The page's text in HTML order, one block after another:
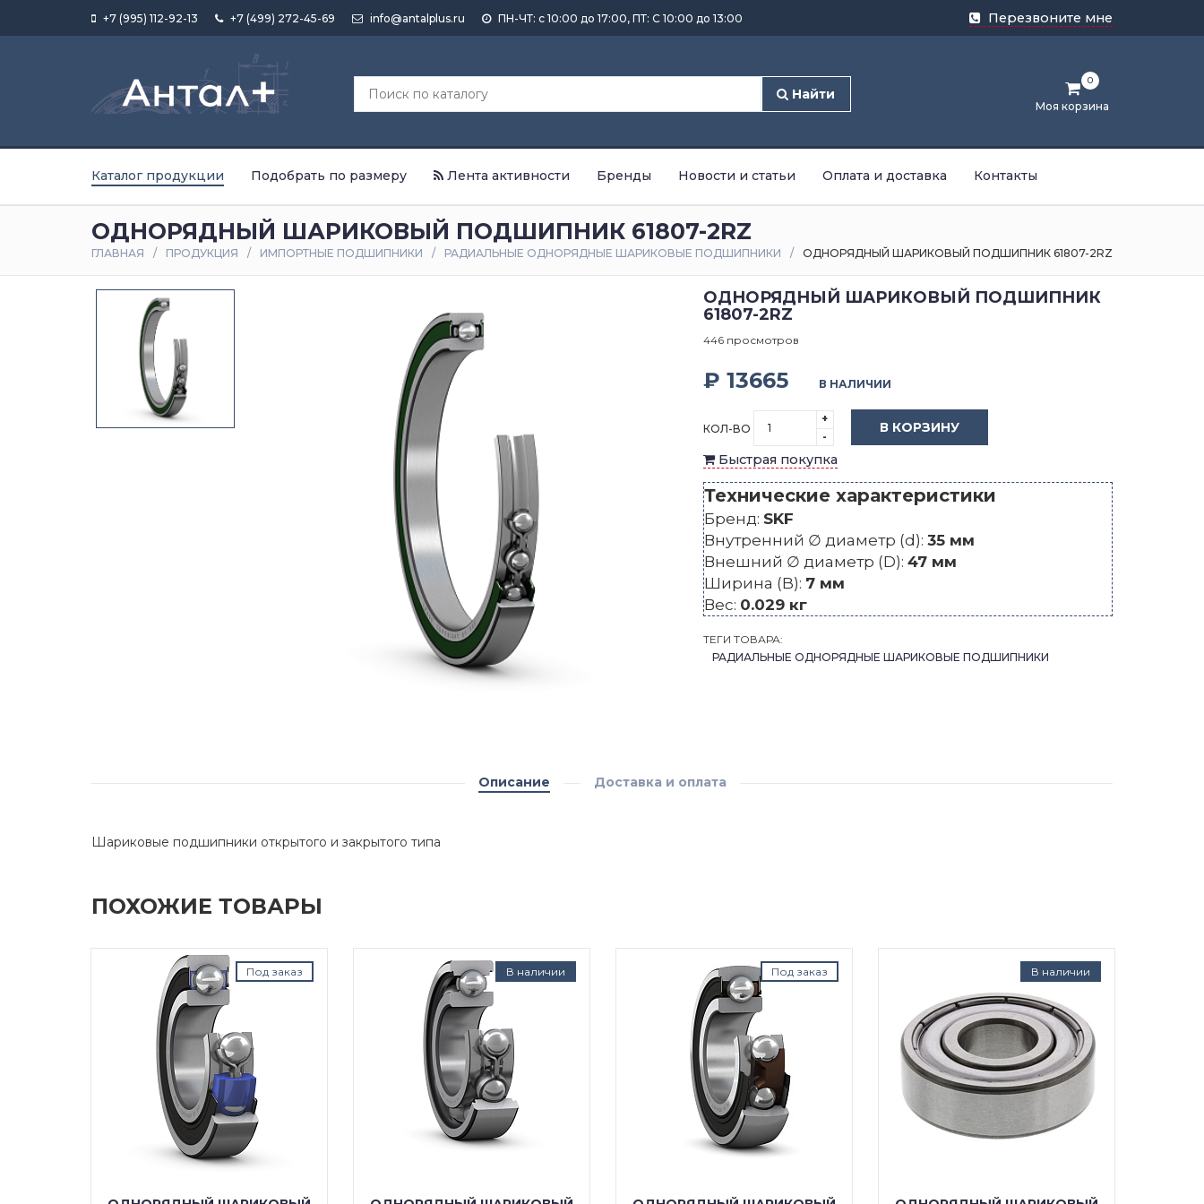
+7 (995) 112-92-13 +7 (499) 272-45-69 info@antalplus.ru ПН-ЧТ: с 10:00 до 17:00, ПТ: С 10:00 до 13:00 Перезвоните мне
Найти
Моя корзина
0
Каталог продукции Подобрать по размеру Лента активности Бренды Новости и статьи Оплата и доставка Контакты
ОДНОРЯДНЫЙ ШАРИКОВЫЙ ПОДШИПНИК 61807-2RZ
ГЛАВНАЯ ПРОДУКЦИЯ ИМПОРТНЫЕ ПОДШИПНИКИ РАДИАЛЬНЫЕ ОДНОРЯДНЫЕ ШАРИКОВЫЕ ПОДШИПНИКИ ОДНОРЯДНЫЙ ШАРИКОВЫЙ ПОДШИПНИК 61807-2RZ
ОДНОРЯДНЫЙ ШАРИКОВЫЙ ПОДШИПНИК
61807-2RZ
446 просмотров
₽ 13665 В НАЛИЧИИ
КОЛ-ВО
+
-
В КОРЗИНУ
Быстрая покупка
Технические характеристики
Бренд: SKF
Внутренний ∅ диаметр (d): 35 мм
Внешний ∅ диаметр (D): 47 мм
Ширина (B): 7 мм
Вес: 0.029 кг
ТЕГИ ТОВАРА:
РАДИАЛЬНЫЕ ОДНОРЯДНЫЕ ШАРИКОВЫЕ ПОДШИПНИКИ
Описание Доставка и оплата
Шариковые подшипники открытого и закрытого типа
ПОХОЖИЕ ТОВАРЫ
Под заказ В наличии Под заказ В наличии